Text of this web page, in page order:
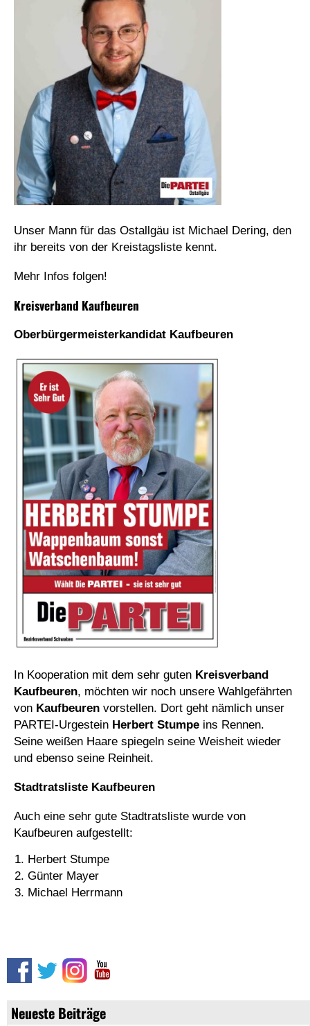
Neueste Beiträge
Unser Mann für das Ostallgäu ist Michael Dering, den
ihr bereits von der Kreistagsliste kennt.
Mehr Infos folgen!
Kreisverband Kaufbeuren
Oberbürgermeisterkandidat Kaufbeuren
In Kooperation mit dem sehr guten Kreisverband
Kaufbeuren, möchten wir noch unsere Wahlgefährten
von Kaufbeuren vorstellen. Dort geht nämlich unser
PARTEI-Urgestein Herbert Stumpe ins Rennen.
Seine weißen Haare spiegeln seine Weisheit wieder
und ebenso seine Reinheit.
Stadtratsliste Kaufbeuren
Auch eine sehr gute Stadtratsliste wurde von
Kaufbeuren aufgestellt:
Herbert Stumpe
Günter Mayer
Michael Herrmann